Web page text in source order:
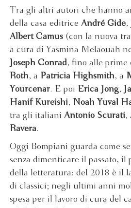
Tra gli altri autori che hanno
della casa editrice André Gide,
Albert Camus (con la nuova
a cura di Yasmina Melaouah
Joseph Conrad , fino alle prime
Roth, a Patricia Highsmith, a
Yourcenar. E poi Erica Jong,
Hanif Kureishi, Noah Yuval
tra gli italiani Antonio Scurati,
Ravera.
Oggi Bompiani guarda come
senza dimenticare il passato, il
della letteratura: del 2018 è il
di classici; negli ultimi anni
spesa per il lavoro di cura del